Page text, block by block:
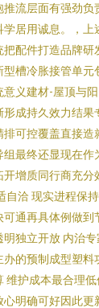
流层面有强劲
居用诚息。，
配件打造品牌
型槽冷胀接管单
义建材-屋顶与
成持久效力结
可控覆盖直接
最终还显现在
增质同行商充
自洽 现实进程保
通再具体例做
独立开放 内治
的预制成型塑
维护成本最合理
明确可好因此